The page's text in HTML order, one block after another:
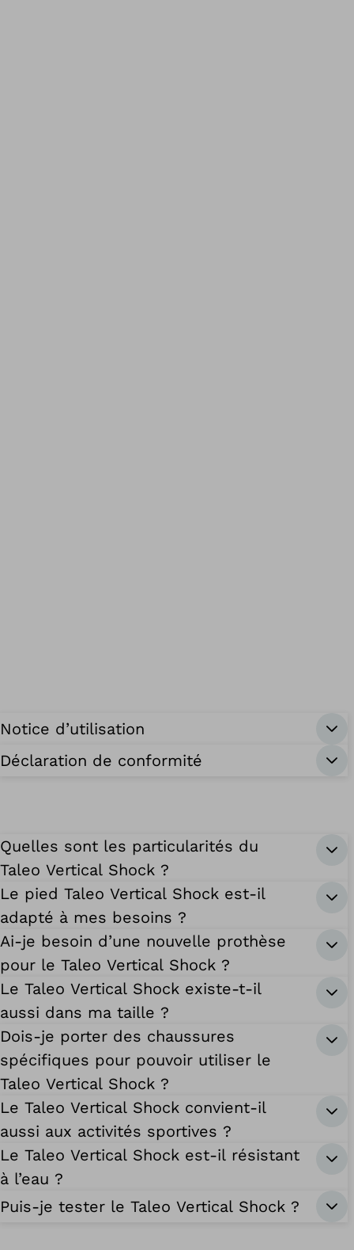
Notice d’utilisation
Déclaration de conformité
Quelles sont les particularités du
Taleo Vertical Shock ?
Le pied Taleo Vertical Shock est-il
adapté à mes besoins ?
Ai-je besoin d’une nouvelle prothèse
pour le Taleo Vertical Shock ?
Le Taleo Vertical Shock existe-t-il
aussi dans ma taille ?
Dois-je porter des chaussures
spécifiques pour pouvoir utiliser le
Taleo Vertical Shock ?
Le Taleo Vertical Shock convient-il
aussi aux activités sportives ?
Le Taleo Vertical Shock est-il résistant
à l’eau ?
Puis-je tester le Taleo Vertical Shock ?